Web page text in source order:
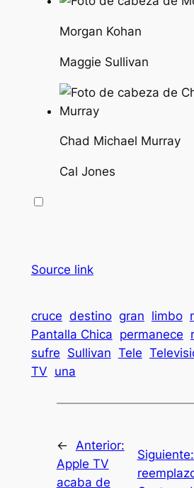
Morgan Kohan
Maggie Sullivan
Chad Michael Murray
Cal Jones
Source link
cruce destino gran limbo
Pantalla Chica permanece
sufre Sullivan Tele
TV una
←
Anterior:
Apple TV
acaba de
Siguiente: